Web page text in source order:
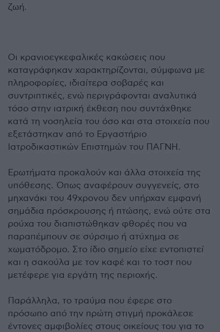
ζωή.
Οι κρανιοεγκεφαλικές κακώσεις που
καταγράφηκαν χαρακτηρίζονται, σύμφωνα με
πληροφορίες, ιδιαίτερα σοβαρές και
συντριπτικές, ενώ περιγράφονται αναλυτικά
τόσο στην ιατρική έκθεση που συντάχθηκε
κατά τη νοσηλεία του όσο και στα στοιχεία που
εξετάστηκαν από το Εργαστήριο
Ιατροδικαστικών Επιστημών του ΠΑΓΝΗ.
Ερωτήματα προκαλούν και άλλα στοιχεία της
υπόθεσης. Όπως αναφέρουν συγγενείς, στο
μηχανάκι του 49χρονου δεν υπήρχαν εμφανή
σημάδια πρόσκρουσης ή πτώσης, ενώ ούτε στα
ρούχα του διαπιστώθηκαν φθορές που να
παραπέμπουν σε σύρσιμο ή ατύχημα σε
χωματόδρομο. Στο ίδιο σημείο είχε εντοπιστεί
και η σακούλα με τον καφέ και το τοστ που
μετέφερε για εργάτη της περιοχής.
Παράλληλα, το τραύμα που έφερε στο
πρόσωπο από την πρώτη στιγμή προκάλεσε
έντονες αμφιβολίες στους οικείους του για το